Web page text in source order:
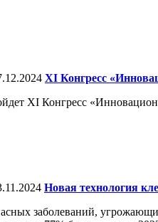
ХI Конгресс
XI Конгресс
Новая технология
заболеваний,